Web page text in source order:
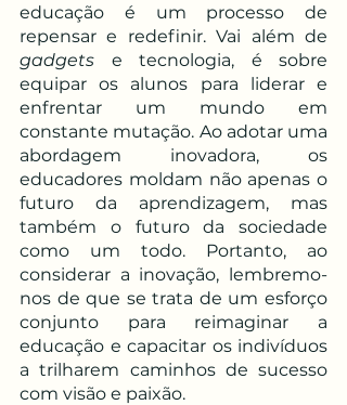
educação é um processo de
gadgets e tecnologia, é sobre
equipar os alunos para liderar e
enfrentar um mundo em
constante mutação. Ao adotar uma
abordagem inovadora, os
educadores moldam não apenas o
futuro da aprendizagem, mas
também o futuro da sociedade
como um todo. Portanto, ao
considerar a inovação, lembremo-
nos de que se trata de um esforço
conjunto para reimaginar a
educação e capacitar os indivíduos
a trilharem caminhos de sucesso
com visão e paixão.